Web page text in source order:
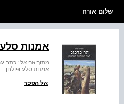
שלום אורח
אמנות סלע
מתוך:אריאל : כתב
אמנות סלע ופולחן
אל הספר